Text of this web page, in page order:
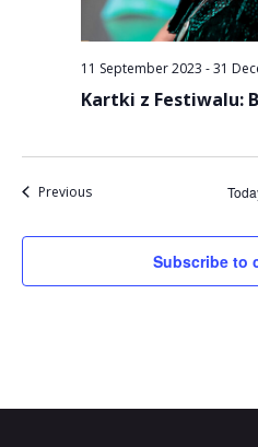
11 September 2023 -31
Kartki z Festiwalu:
PreviousEvents
Subscribe to